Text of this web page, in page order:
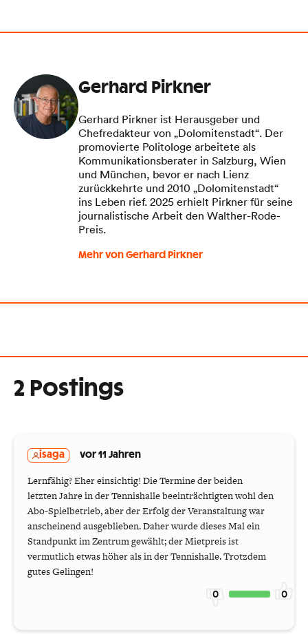
Gerhard Pirkner
Gerhard Pirkner ist Herausgeber und
Chefredakteur von „Dolomitenstadt“. Der
promovierte Politologe arbeitete als
Kommunikationsberater in Salzburg, Wien
und München, bevor er nach Lienz
zurückkehrte und 2010 „Dolomitenstadt“
ins Leben rief. 2025 erhielt Pirkner für seine
journalistische Arbeit den Walther-Rode-
Preis.
Mehr von Gerhard Pirkner
2 Postings
isaga vor 11 Jahren
Lernfähig? Eher einsichtig! Die Termine der beiden
letzten Jahre in der Tennishalle beeinträchtigten wohl den
Abo-Spielbetrieb, aber der Erfolg der Veranstaltung war
anscheinend ausgeblieben. Daher wurde dieses Mal ein
Standpunkt im Zentrum gewählt; der Mietpreis ist
vermutlich etwas höher als in der Tennishalle. Trotzdem
gutes Gelingen!
0 0